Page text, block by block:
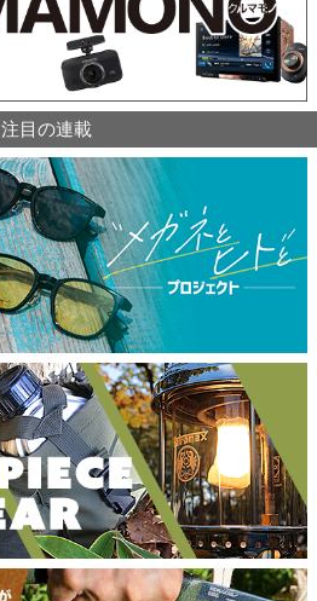
注目の連載